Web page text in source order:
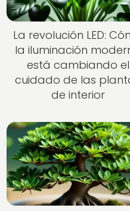
La revolución LED:
la iluminación
está cambiando el
cuidado de las
de interior